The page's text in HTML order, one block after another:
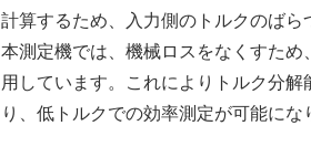
計算するため、入力側のトルクのばら
本測定機では、機械ロスをなくすた
用しています。これによりトルク分
り、低トルクでの効率測定が可能にな